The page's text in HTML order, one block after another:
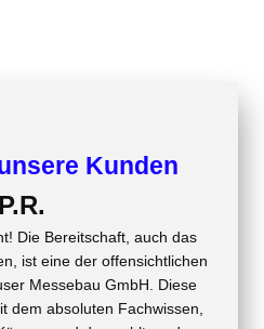
Kunden
P.R.
Die Bereitschaft, auch das
ist eine der offensichtlichen
Messebau GmbH. Diese
dem absoluten Fachwissen,